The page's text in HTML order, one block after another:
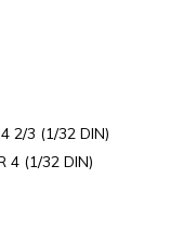
2/3 (1/32 DIN)
4 (1/32 DIN)